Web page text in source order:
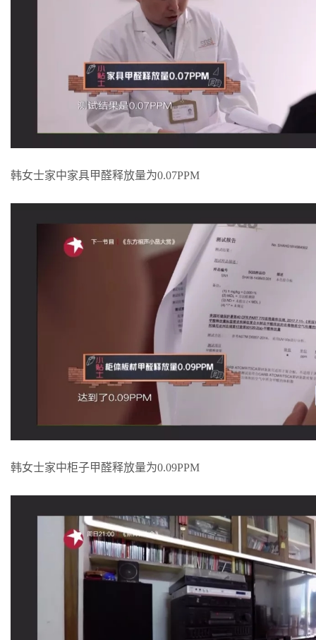
韩女士家中家具甲醛释放量为0.07PPM
韩女士家中柜子甲醛释放量为0.09PPM